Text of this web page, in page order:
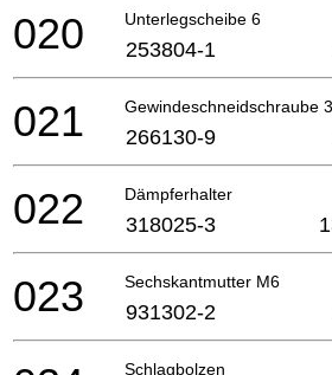
Unterlegscheibe 6
020 253804-1
Gewindeschneidschraube
021 266130-9
Dämpferhalter
022 318025-3
Sechskantmutter M6
023 931302-2
Schlagbolzen